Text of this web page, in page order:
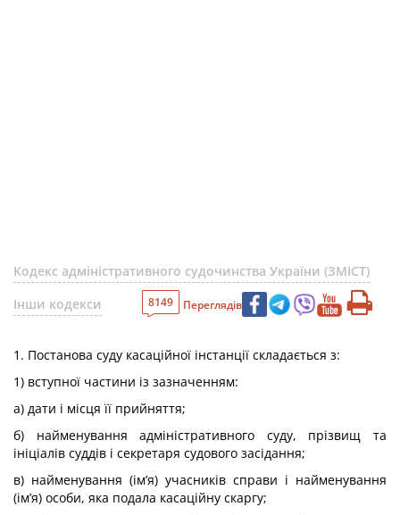
Кодекс адміністративного судочинства України (ЗМІСТ)
Інши кодекси
8149 Переглядів
1. Постанова суду касаційної інстанції складається з:
1) вступної частини із зазначенням:
а) дати і місця її прийняття;
б) найменування адміністративного суду, прізвищ та
ініціалів суддів і секретаря судового засідання;
в) найменування (ім’я) учасників справи і найменування
(ім’я) особи, яка подала касаційну скаргу;